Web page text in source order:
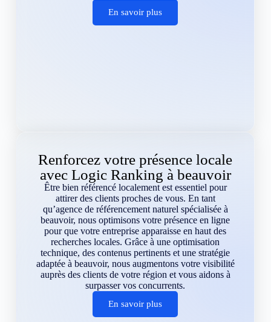
En savoir plus
Renforcez votre présence locale
avec Logic Ranking à beauvoir
Être bien référencé localement est essentiel pour
attirer des clients proches de vous. En tant
qu’agence de référencement naturel spécialisée à
beauvoir, nous optimisons votre présence en ligne
pour que votre entreprise apparaisse en haut des
recherches locales. Grâce à une optimisation
technique, des contenus pertinents et une stratégie
adaptée à beauvoir, nous augmentons votre visibilité
auprès des clients de votre région et vous aidons à
surpasser vos concurrents.
En savoir plus